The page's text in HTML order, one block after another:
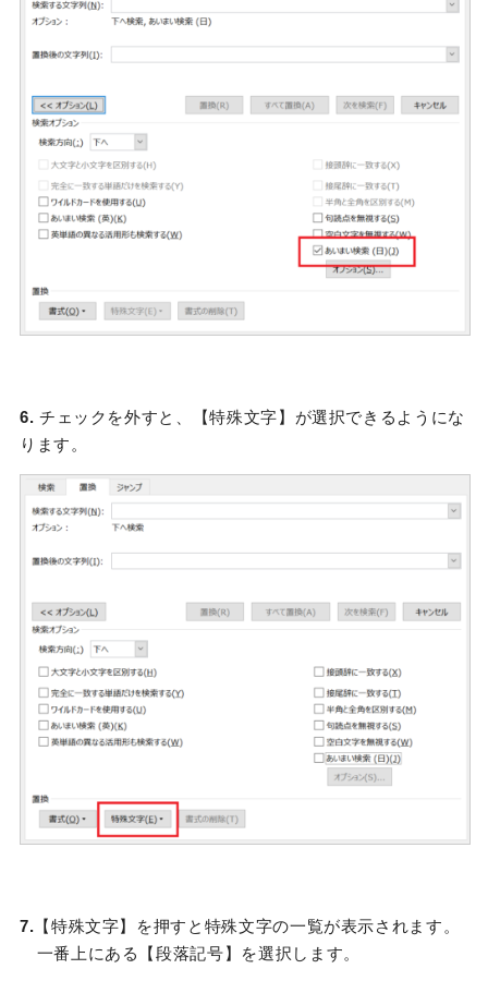
6. チェックを外すと、【特殊文字】が選択できるようにな
ります。
7. 【特殊文字】を押すと特殊文字の一覧が表示されます。
一番上にある【段落記号】を選択します。